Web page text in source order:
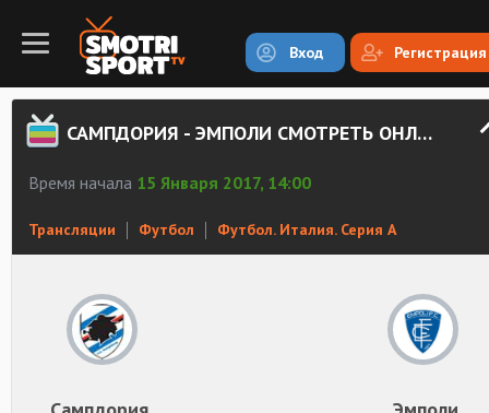
Вход Регистрация
САМПДОРИЯ - ЭМПОЛИ СМОТРЕТЬ ОНЛАЙН
Время начала 15 Января 2017, 14:00
Трансляции Футбол Футбол. Италия. Серия А